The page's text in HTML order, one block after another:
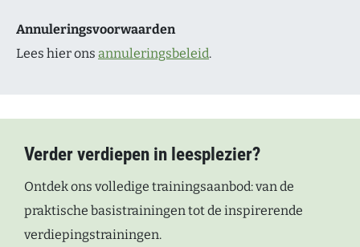
Annuleringsvoorwaarden
Lees hier ons annuleringsbeleid.
Verder verdiepen in leesplezier?
Ontdek ons volledige trainingsaanbod: van de
praktische basistrainingen tot de inspirerende
verdiepingstrainingen.